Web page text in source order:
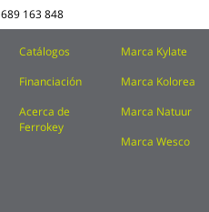
689 163 848
Catálogos
Financiación
Acerca de
Ferrokey
Marca Kylate
Marca Kolorea
Marca Natuur
Marca Wesco